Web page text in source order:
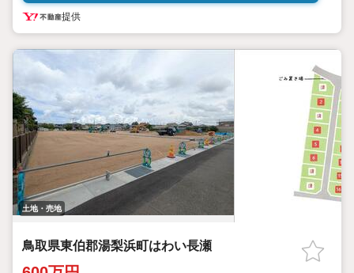
提供
土地・売地
鳥取県東伯郡湯梨浜町はわい長瀬